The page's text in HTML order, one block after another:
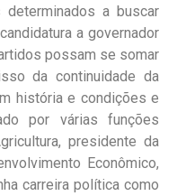
a buscar
a governador
possam se somar
da continuidade da
história e condições e
por várias funções
presidente da
Econômico,
carreira política como